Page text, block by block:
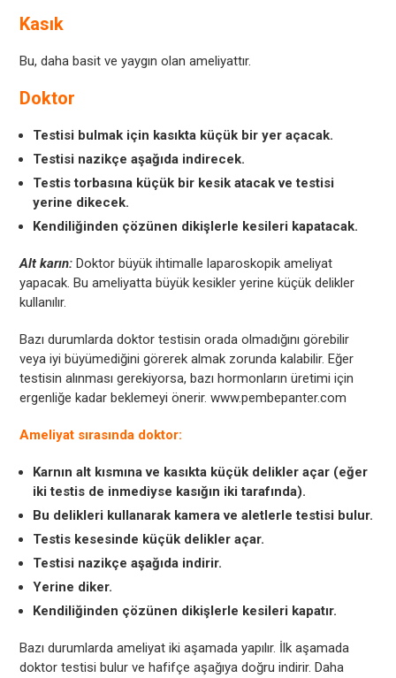
Kasık
Bu, daha basit ve yaygın olan ameliyattır.
Doktor
Testisi bulmak için kasıkta küçük bir yer açacak.
Testisi nazikçe aşağıda indirecek.
Testis torbasına küçük bir kesik atacak ve testisi
yerine dikecek.
Kendiliğinden çözünen dikişlerle kesileri kapatacak.
Alt karın: Doktor büyük ihtimalle laparoskopik ameliyat
yapacak. Bu ameliyatta büyük kesikler yerine küçük delikler
kullanılır.
Bazı durumlarda doktor testisin orada olmadığını görebilir
veya iyi büyümediğini görerek almak zorunda kalabilir. Eğer
testisin alınması gerekiyorsa, bazı hormonların üretimi için
ergenliğe kadar beklemeyi önerir. www.pembepanter.com
Ameliyat sırasında doktor:
Karnın alt kısmına ve kasıkta küçük delikler açar (eğer
iki testis de inmediyse kasığın iki tarafında).
Bu delikleri kullanarak kamera ve aletlerle testisi bulur.
Testis kesesinde küçük delikler açar.
Testisi nazikçe aşağıda indirir.
Yerine diker.
Kendiliğinden çözünen dikişlerle kesileri kapatır.
Bazı durumlarda ameliyat iki aşamada yapılır. İlk aşamada
doktor testisi bulur ve hafifçe aşağıya doğru indirir. Daha